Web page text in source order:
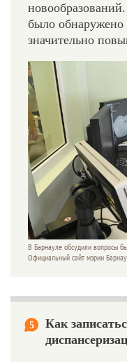
было обнаружено
значительно
В Барнауле обсудили вопросы
Официальный сайт мэрии
5
Как